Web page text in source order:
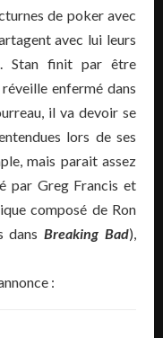
de poker avec
avec lui leurs
Stan finit par être
enfermé dans
il va devoir se
lors de ses
mais parait assez
par Greg Francis et
composé de Ron
dansBreaking Bad),
: